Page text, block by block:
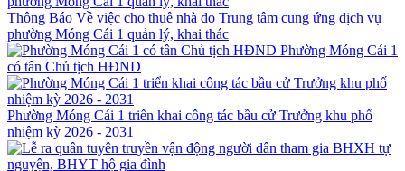
Thông Báo Về việc cho thuê nhà do Trung tâm cung ứng dịch vụ
phường Móng Cái 1 quản lý, khai thác
Phường Móng Cái 1
có tân Chủ tịch HĐND
Phường Móng Cái 1 triển khai công tác bầu cử Trưởng khu phố
nhiệm kỳ 2026 - 2031